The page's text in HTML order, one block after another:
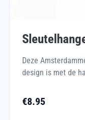
Deze
design is met de
€8.95